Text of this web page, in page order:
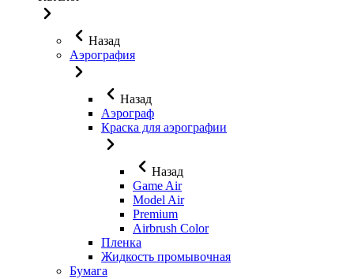
Назад
Аэрография
Назад
Аэрограф
Краска для аэрографии
Назад
Game Air
Model Air
Premium
Airbrush Color
Пленка
Жидкость промывочная
Бумага